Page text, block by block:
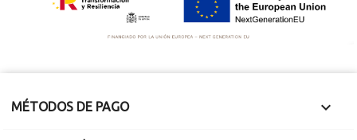
MÉTODOS DE PAGO 